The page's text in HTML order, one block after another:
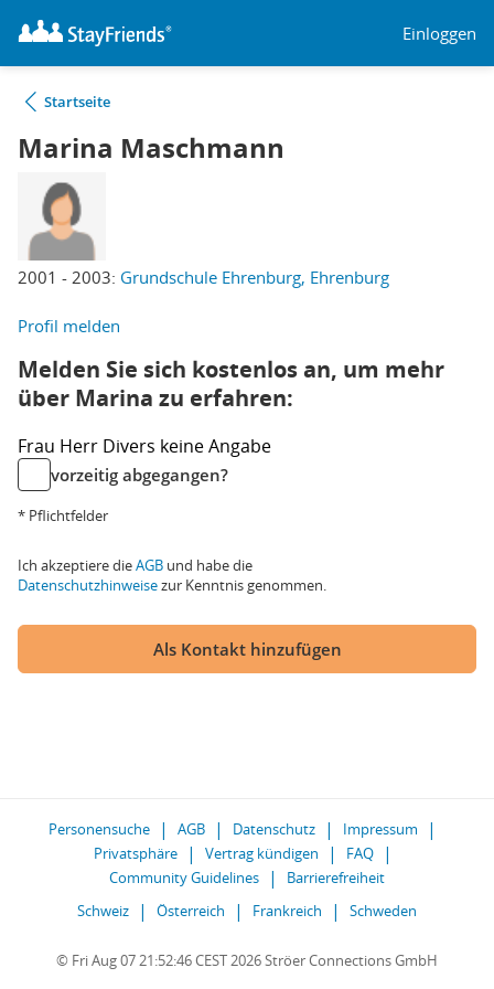
Einloggen
Startseite
Marina Maschmann
2001 - 2003: Grundschule Ehrenburg, Ehrenburg
Profil melden
Melden Sie sich kostenlos an, um mehr
über Marina zu erfahren:
Frau Herr Divers keine Angabe
vorzeitig abgegangen?
* Pflichtfelder
Ich akzeptiere dieAGB und habe die
Datenschutzhinweisezur Kenntnis genommen.
Als Kontakt hinzufügen
Personensuche AGB Datenschutz
Impressum
Privatsphäre
Vertrag kündigen
FAQ
Community Guidelines
Barrierefreiheit
Schweiz
Österreich Frankreich Schweden
© Fri Aug 07 21:52:46 CEST 2026 Ströer Connections GmbH